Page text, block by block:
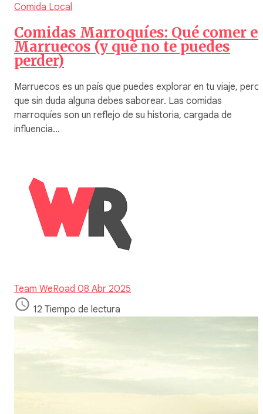
Comida Local
Comidas Marroquíes: Qué comer
Marruecos (y qué no te puedes
perder)
Marruecos es un país que puedes explorar en tu viaje, pero
que sin duda alguna debes saborear. Las comidas
marroquíes son un reflejo de su historia, cargada de
influencia…
Team WeRoad 08 Abr 2025
12 Tiempo de lectura